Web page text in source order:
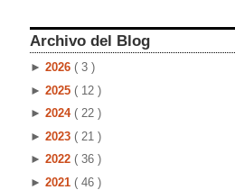
Archivo del Blog
► 2026 ( 3 )
► 2025 ( 12 )
► 2024 ( 22 )
► 2023 ( 21 )
► 2022 ( 36 )
► 2021 ( 46 )